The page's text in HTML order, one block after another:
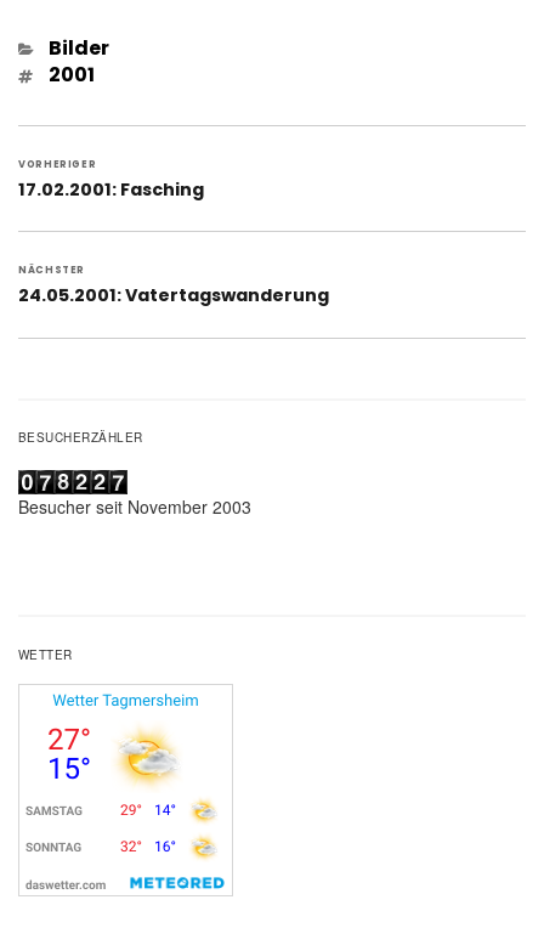
Kategorien
Bilder
Schlagwörter
2001
VORHERIGER
Vorheriger
17.02.2001: Fasching
NÄCHSTER
Nächster
24.05.2001: Vatertagswanderung
BESUCHERZÄHLER
Besucher seit November 2003
WETTER